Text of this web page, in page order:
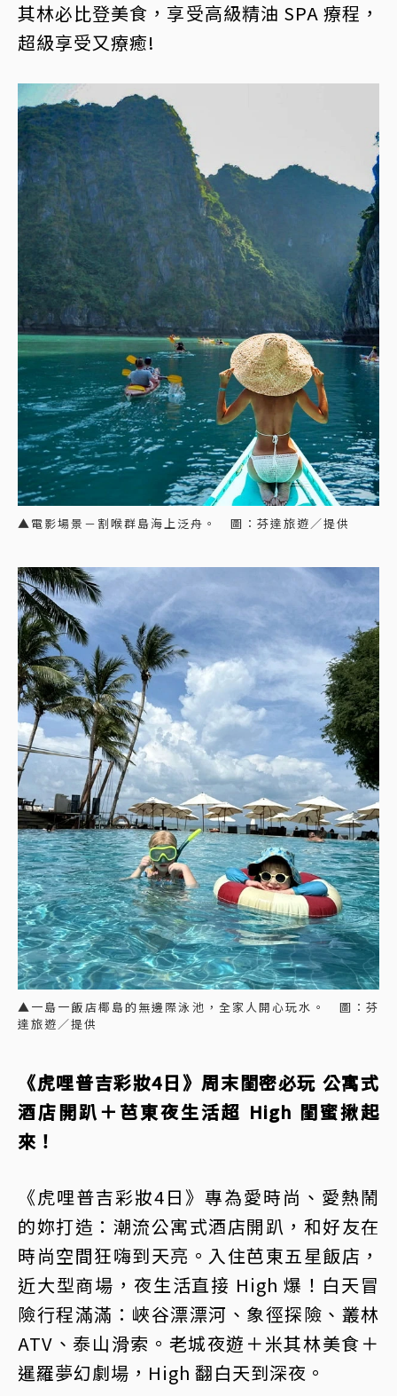
其林必比登美食，享受高級精油 SPA 療程，
超級享受又療癒!
▲電影場景－割喉群島海上泛舟。 圖：芬達旅遊／提供
▲一島一飯店椰島的無邊際泳池，全家人開心玩水。 圖：芬
達旅遊／提供
《虎哩普吉彩妝4日》周末閨密必玩 公寓式
酒店開趴＋芭東夜生活超 High 閨蜜揪起
來！
《虎哩普吉彩妝4日》專為愛時尚、愛熱鬧
的妳打造：潮流公寓式酒店開趴，和好友在
時尚空間狂嗨到天亮。入住芭東五星飯店，
近大型商場，夜生活直接 High 爆！白天冒
險行程滿滿：峽谷漂漂河、象徑探險、叢林
ATV、泰山滑索。老城夜遊＋米其林美食＋
暹羅夢幻劇場，High 翻白天到深夜。